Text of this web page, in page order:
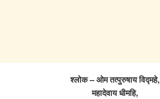
श्लोक – ओम तत्पुरुषाय विद्महे,
महादेवाय धीमहि,